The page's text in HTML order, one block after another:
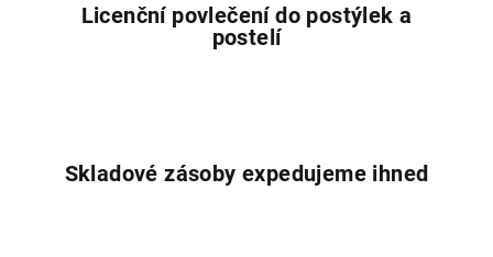
k
y
s
Licenční povlečení do postýlek a
postelí
Skladové zásoby expedujeme ihned